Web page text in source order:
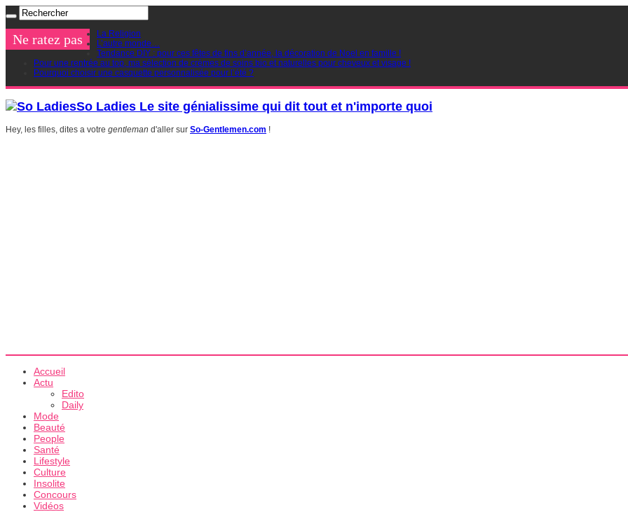
Ne ratez pas
La Religion
L’autre monde…
Tendance DIY : pour ces fêtes de fins d’année, la décoration de Noel en famille !
Pour une rentrée au top, ma sélection de crèmes de soins bio et naturelles pour cheveux et visage !
Pourquoi choisir une casquette personnalisée pour l’été ?
So Ladies Le site génialissime qui dit tout et n'importe quoi
Hey, les filles, dites a votre gentleman d'aller sur So-Gentlemen.com !
Accueil
Actu
Edito
Daily
Mode
Beauté
People
Santé
Lifestyle
Culture
Insolite
Concours
Vidéos